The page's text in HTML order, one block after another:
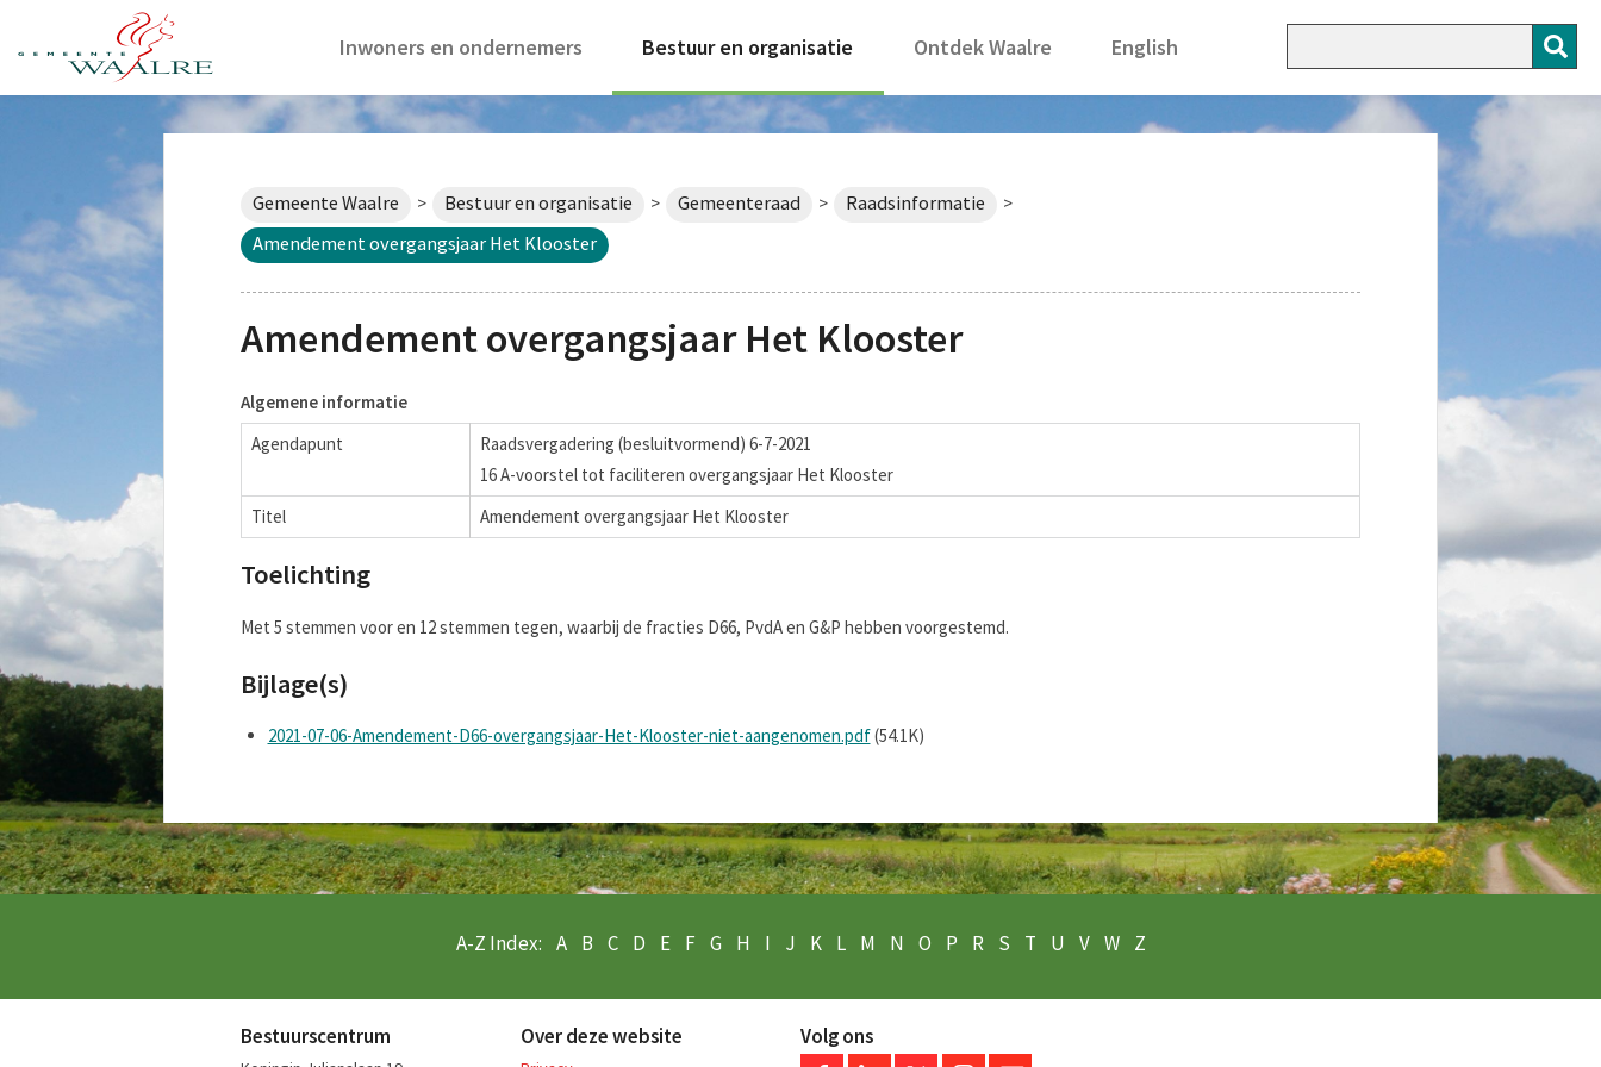
Inwoners en ondernemers Bestuur en organisatie Ontdek Waalre English
Gemeente Waalre > Bestuur en organisatie > Gemeenteraad > Raadsinformatie >
Amendement overgangsjaar Het Klooster
Amendement overgangsjaar Het Klooster
Algemene informatie
Agendapunt
Raadsvergadering (besluitvormend) 6-7-2021
16 A-voorstel tot faciliteren overgangsjaar Het Klooster
Titel
Amendement overgangsjaar Het Klooster
Toelichting
Met 5 stemmen voor en 12 stemmen tegen, waarbij de fracties D66, PvdA en G&P hebben voorgestemd.
Bijlage(s)
2021-07-06-Amendement-D66-overgangsjaar-Het-Klooster-niet-aangenomen.pdf(54.1K)
A-Z Index: A B C D E F G H I J K L M N O P R S T U V W Z
Bestuurscentrum Over deze website Volg ons